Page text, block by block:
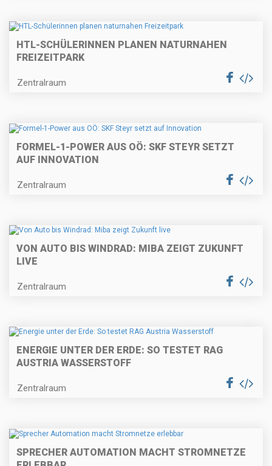
HTL-SCHÜLERINNEN PLANEN NATURNAHEN
FREIZEITPARK
Zentralraum
FORMEL-1-POWER AUS OÖ: SKF STEYR SETZT
AUF INNOVATION
Zentralraum
VON AUTO BIS WINDRAD: MIBA ZEIGT ZUKUNFT
LIVE
Zentralraum
ENERGIE UNTER DER ERDE: SO TESTET RAG
AUSTRIA WASSERSTOFF
Zentralraum
SPRECHER AUTOMATION MACHT STROMNETZE